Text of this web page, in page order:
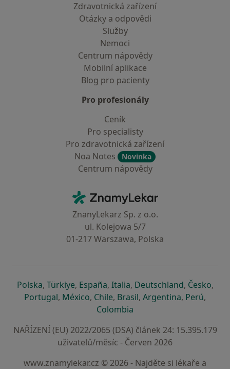
Zdravotnická zařízení
Otázky a odpovědi
Služby
Nemoci
Centrum nápovědy
Mobilní aplikace
Blog pro pacienty
Pro profesionály
Ceník
Pro specialisty
Pro zdravotnická zařízení
Noa Notes
Novinka
Centrum nápovědy
ZnamyLekar - Hlavní stránka
ZnanyLekarz Sp. z o.o.
ul. Kolejowa 5/7
01-217 Warszawa, Polska
Polskase otevře v nové záložce
, Türkiyese otevře v nové záložce
, Españase otevře v nové záložce
, Italiase otevře v nové záložce
, Deutschlandse otevře v
, Českose
,
Portugalse otevře v nové záložce
, Méxicose otevře v nové záložce
, Chilese otevře v nové záložce
, Brasilse otevře v nové
, Argentinase otevře v
, Perúse
,
Colombia
NAŘÍZENÍ (EU) 2022/2065 (DSA) článek 24: 15.395.179
uživatelů/měsíc - Červen 2026
www.znamylekar.cz © 2026 - Najděte si lékaře a